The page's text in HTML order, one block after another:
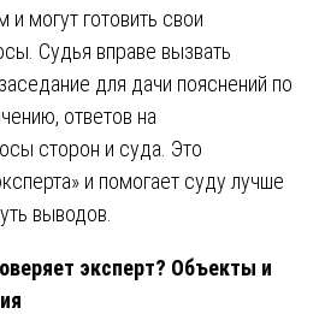
и могут готовить свои
Судья вправе вызвать
для дачи пояснений по
ответов на
сторон и суда. Это
и помогает суду лучше
выводов.
эксперт? Объекты и